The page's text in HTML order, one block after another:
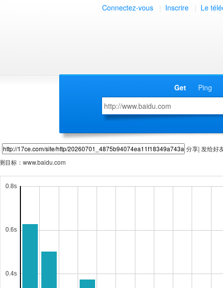
Connectez-vous Inscrire Le
Get Ping
分享| 发给好
目标： www.baidu.com